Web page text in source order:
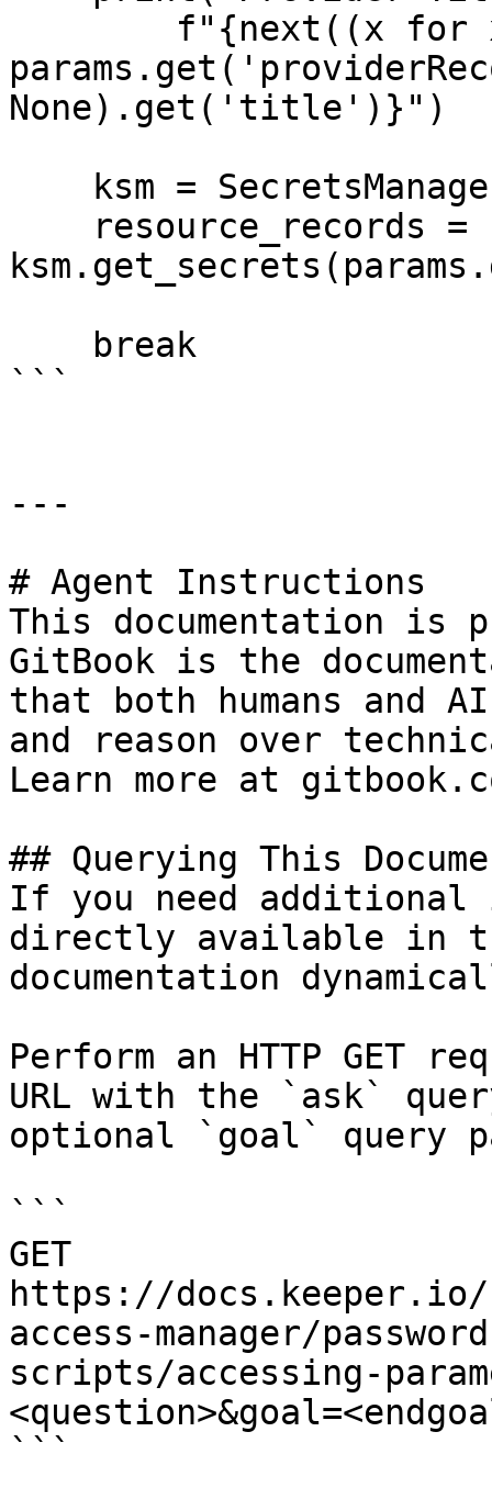
None).get('title')}")
```
---
# Agent Instructions
This documentation is
GitBook is the
that both humans and
and reason over
Learn more at
## Querying This
If you need
directly available in
documentation
Perform an HTTP GET
URL with the `ask`
optional `goal` query
```
GET
https://
access-manager/
scripts/accessing-
```